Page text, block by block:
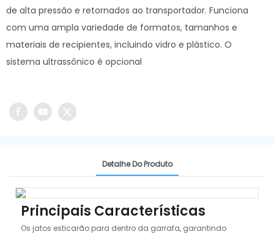
de alta pressão e retornados ao transportador. Funciona
com uma ampla variedade de formatos, tamanhos e
materiais de recipientes, incluindo vidro e plástico. O
sistema ultrassônico é opcional
Detalhe Do Produto
Principais Características
Os jatos esticarão para dentro da garrafa, garantindo